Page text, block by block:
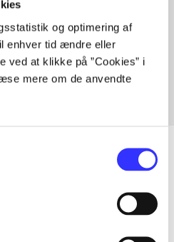
og optimering af
enhver tid ændre eller
at klikke på ”Cookies” i
mere om de anvendte
emner